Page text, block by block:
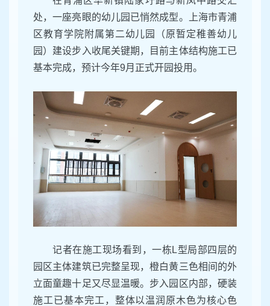
处，一座亮眼的幼儿园已悄然成型。上海市青浦
区教育学院附属第二幼儿园（原暂定稚善幼儿
园）建设步入收尾关键期，目前主体结构施工已
基本完成，预计今年9月正式开园投用。
记者在施工现场看到，一栋L型局部四层的
园区主体建筑已完整呈现，橙白黄三色相间的外
立面童趣十足又尽显温暖。步入园区内部，硬装
施工已基本完工，整体以温润原木色为核心色